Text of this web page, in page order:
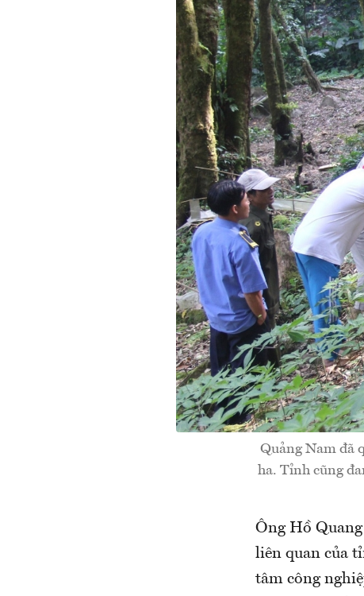
Quảng Nam đã
ha. Tỉnh cũng
Ông Hồ
liên quan của
tâm công